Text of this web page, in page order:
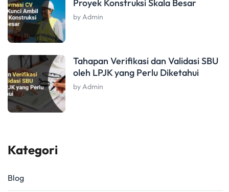
Proyek Konstruksi Skala Besar
by Admin
Tahapan Verifikasi dan Validasi SBU
oleh LPJK yang Perlu Diketahui
by Admin
Kategori
Blog